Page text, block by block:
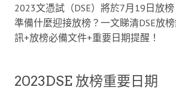
2023文憑試（DSE）將於7月19日放
準備什麼迎接放榜？一文睇清DSE放
訊+放榜必備文件+重要日期提醒！
2023DSE 放榜重要日期